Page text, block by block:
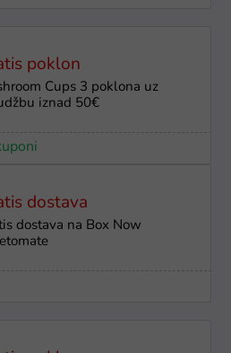
poklon
Cups 3 poklona uz
iznad 50€
dostava
dostava na Box Now